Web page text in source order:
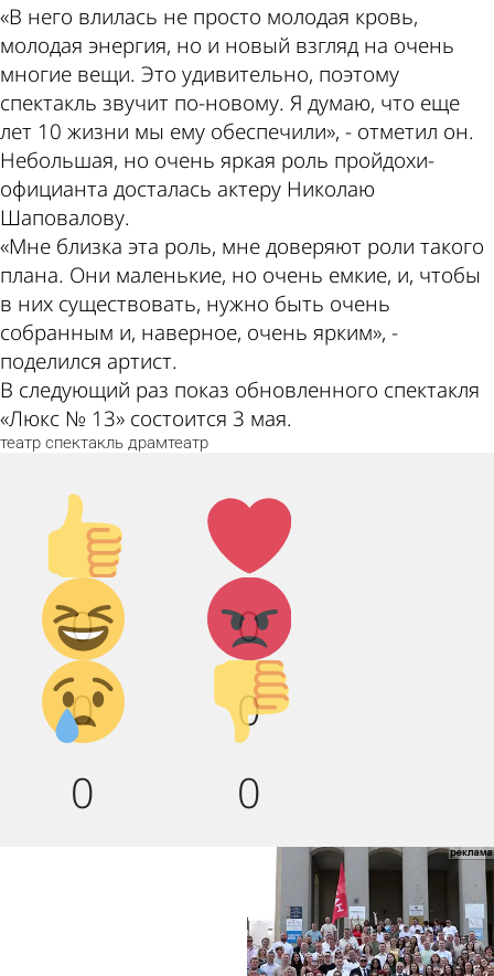
«В него влилась не просто молодая кровь,
молодая энергия, но и новый взгляд на очень
многие вещи. Это удивительно, поэтому
спектакль звучит по-новому. Я думаю, что еще
лет 10 жизни мы ему обеспечили», - отметил он.
Небольшая, но очень яркая роль пройдохи-
официанта досталась актеру Николаю
Шаповалову.
«Мне близка эта роль, мне доверяют роли такого
плана. Они маленькие, но очень емкие, и, чтобы
в них существовать, нужно быть очень
собранным и, наверное, очень ярким», -
поделился артист.
В следующий раз показ обновленного спектакля
«Люкс № 13» состоится 3 мая.
театр спектакль драмтеатр
Палец
вверх!
0
Лайк!
0
Дикий
смех!
0
Агрессия!
0
Грусть :(
0
Палец
вниз!
0